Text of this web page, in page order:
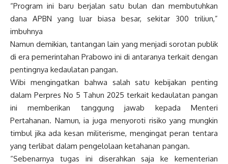
“Program ini baru berjalan satu bulan dan membutuhkan
dana APBN yang luar biasa besar, sekitar 300 triliun,”
imbuhnya
Namun demikian, tantangan lain yang menjadi sorotan publik
di era pemerintahan Prabowo ini di antaranya terkait dengan
pentingnya kedaulatan pangan.
Wibi mengingatkan bahwa salah satu kebijakan penting
dalam Perpres No 5 Tahun 2025 terkait kedaulatan pangan
ini memberikan tanggung jawab kepada Menteri
Pertahanan. Namun, ia juga menyoroti risiko yang mungkin
timbul jika ada kesan militerisme, mengingat peran tentara
yang terlibat dalam pengelolaan ketahanan pangan.
“Sebenarnya tugas ini diserahkan saja ke kementerian